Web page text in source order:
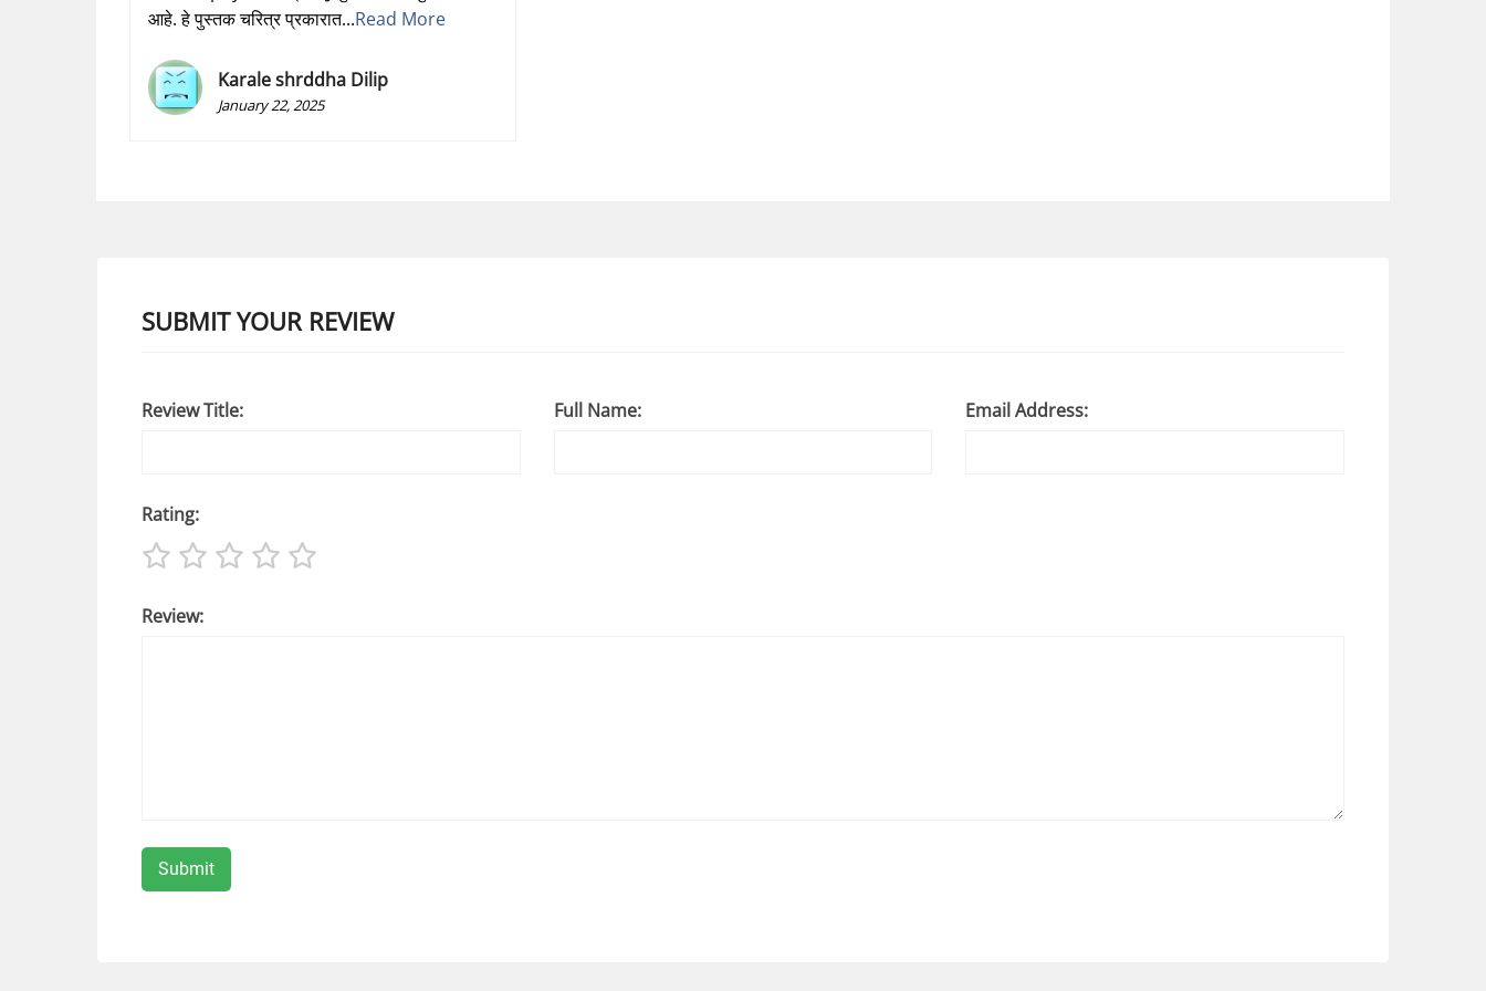
आहे. हे पुस्तक चरित्र प्रकारात...Read More
Karale shrddha Dilip
January 22, 2025
SUBMIT YOUR REVIEW
Review Title: Full Name: Email Address:
Rating:
Review: